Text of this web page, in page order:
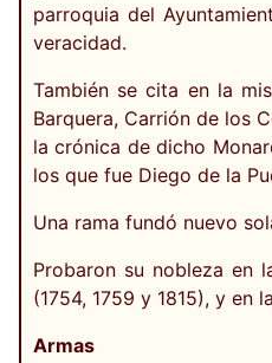
parroquia del
veracidad.
También se cita en la
Barquera, Carrión de los
la crónica de dicho
los que fue Diego de la
Una rama fundó nuevo
Probaron su nobleza en
(1754, 1759 y 1815), y en
Armas